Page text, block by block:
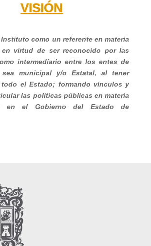
VISIÓN
como un referente en materia
virtud de ser reconocido por las
intermediario entre los entes de
municipal y/o Estatal, al tener
todo el Estado; formando vínculos y
las políticas públicas en materia
en el Gobierno del Estado de